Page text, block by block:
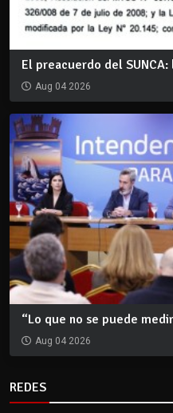
El preacuerdo del
Aug 04 2026
“Lo que no se puede
Aug 04 2026
REDES